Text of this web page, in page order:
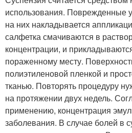
использования. Поврежденные
на них накладывается
салфетка смачиваются в
концентрации, и
пораженному месту.
полиэтиленовой пленкой и
тканью. Повторять процедуру
на протяжении двух недель.
применению, концентрация
заболевания. В случае болей в